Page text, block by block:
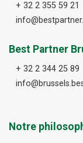
+ 32 2 355 59 21
Best Partner
+ 32 2 344 25 89
Notre